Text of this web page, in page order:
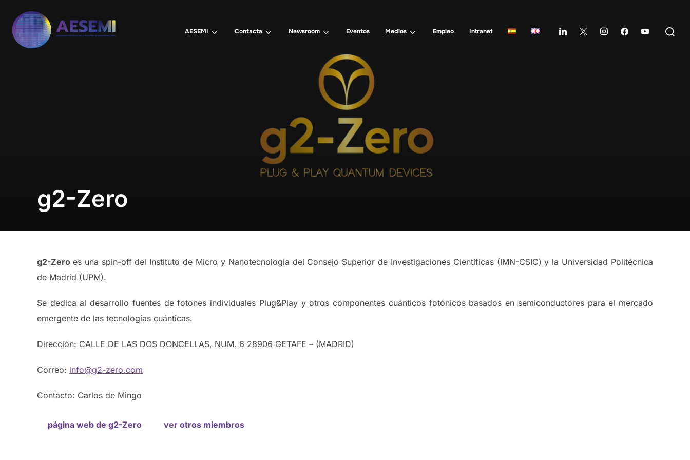
AESEMI Contacta Newsroom Eventos Medios Empleo Intranet
g2-Zero
g2-Zero es una spin-off del Instituto de Micro y Nanotecnología del Consejo Superior de Investigaciones Científicas (IMN-CSIC) y la Universidad Politécnica
de Madrid (UPM).
Se dedica al desarrollo fuentes de fotones individuales Plug&Play y otros componentes cuánticos fotónicos basados en semiconductores para el mercado
emergente de las tecnologías cuánticas.
Dirección: CALLE DE LAS DOS DONCELLAS, NUM. 6 28906 GETAFE – (MADRID)
Correo: info@g2-zero.com
Contacto: Carlos de Mingo
página web de g2-Zero ver otros miembros